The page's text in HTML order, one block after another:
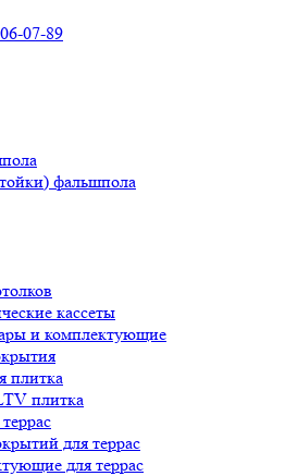
07-89
фальшпола
кассеты
и комплектующие
плитка
плитка
для террас
для террас